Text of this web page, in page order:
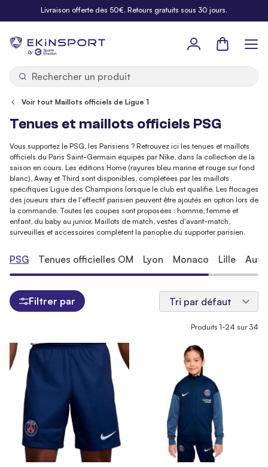
Allez au contenuLivraison offerte dès 50€. Retours gratuits sous 30 jours.
by
Panier
Voir tout Maillots officiels de Ligue 1
Tenues et maillots officiels PSG
Vous supportez le PSG, les Parisiens ? Retrouvez ici les tenues et maillots
officiels du Paris Saint-Germain équipés par Nike, dans la collection de la
saison en cours. Les éditions Home (rayures bleu marine et rouge sur fond
blanc), Away et Third sont disponibles, complétées par les maillots
spécifiques Ligue des Champions lorsque le club est qualifié. Les flocages
des joueurs stars de l'effectif parisien peuvent être ajoutés en option lors de
la commande. Toutes les coupes sont proposées : homme, femme et
enfant, du baby au junior. Maillots de match, vestes d'avant-match,
surveuilles et accessoires complètent la panoplie du supporter parisien.
Produits 1-24 sur 34
PSG Tenues officielles OM Lyon Monaco Lille
Filtrer par